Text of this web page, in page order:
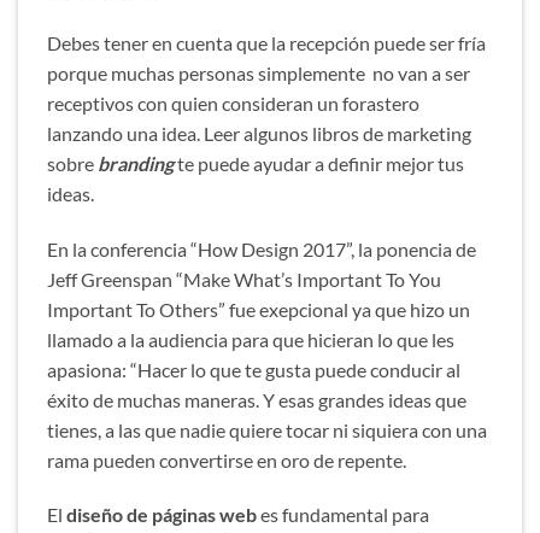
Debes tener en cuenta que la recepción puede ser fría
porque muchas personas simplemente no van a ser
receptivos con quien consideran un forastero
lanzando una idea. Leer algunos libros de marketing
sobre brandingte puede ayudar a definir mejor tus
ideas.
En la conferencia “How Design 2017”, la ponencia de
Jeff Greenspan “Make What’s Important To You
Important To Others” fue exepcional ya que hizo un
llamado a la audiencia para que hicieran lo que les
apasiona: “Hacer lo que te gusta puede conducir al
éxito de muchas maneras. Y esas grandes ideas que
tienes, a las que nadie quiere tocar ni siquiera con una
rama pueden convertirse en oro de repente.
El diseño de páginas webes fundamental para